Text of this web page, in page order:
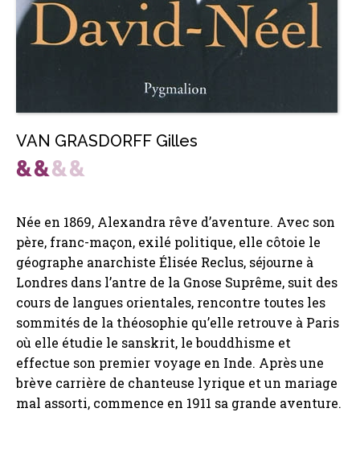
VAN GRASDORFF Gilles
Née en 1869, Alexandra rêve d’aventure. Avec son
père, franc-maçon, exilé politique, elle côtoie le
géographe anarchiste Élisée Reclus, séjourne à
Londres dans l’antre de la Gnose Suprême, suit des
cours de langues orientales, rencontre toutes les
sommités de la théosophie qu’elle retrouve à Paris
où elle étudie le sanskrit, le bouddhisme et
effectue son premier voyage en Inde. Après une
brève carrière de chanteuse lyrique et un mariage
mal assorti, commence en 1911 sa grande aventure.